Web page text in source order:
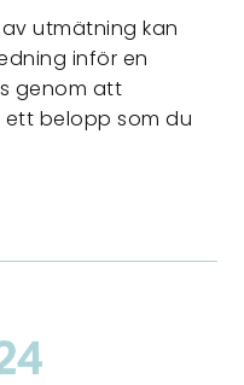
utmätning kan
inför en
genom att
belopp som du